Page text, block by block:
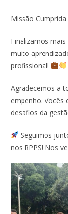
Missão
Finalizamos
muito
profissional!
Agradecemos a
empenho. Vocês
desafios da
Seguimos
nos RPPS! Nos